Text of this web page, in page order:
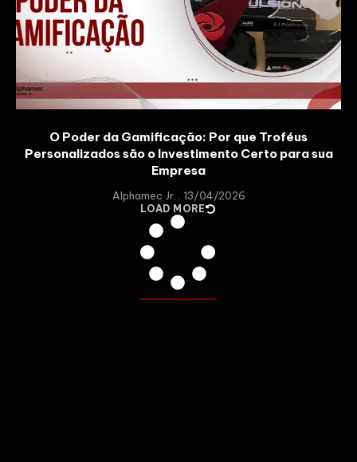
O Poder da Gamificação: Por que Troféus
Personalizados são o Investimento Certo para sua
Empresa
Alphamec Jr. 13/04/2026
LOAD MORE